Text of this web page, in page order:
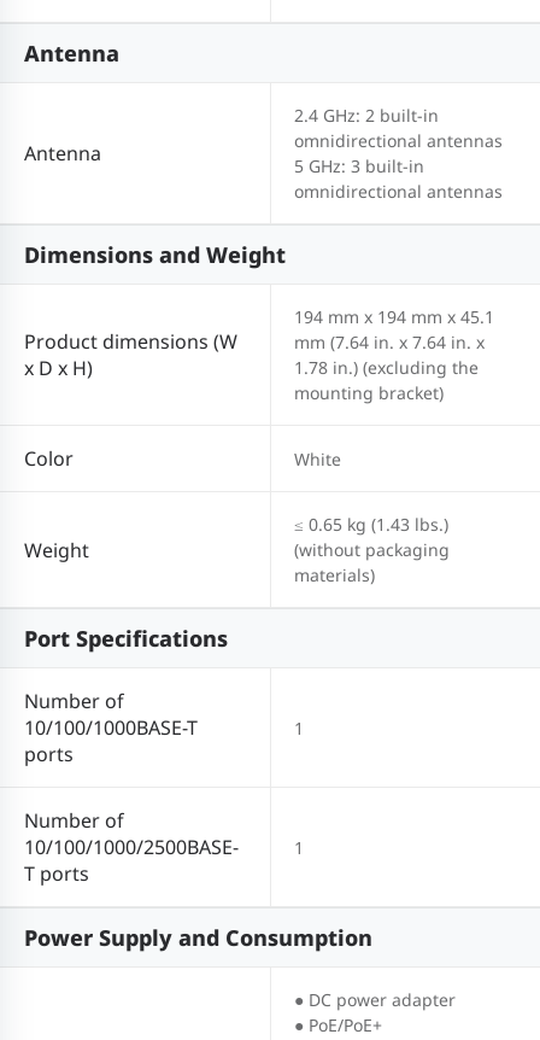
Antenna
Antenna
2.4 GHz: 2 built-in
omnidirectional antennas
5 GHz: 3 built-in
omnidirectional antennas
Dimensions and Weight
Product dimensions (W
x D x H)
194 mm x 194 mm x 45.1
mm (7.64 in. x 7.64 in. x
1.78 in.) (excluding the
mounting bracket)
Color White
Weight
≤ 0.65 kg (1.43 lbs.)
(without packaging
materials)
Port Specifications
Number of
10/100/1000BASE-T
ports
1
Number of
10/100/1000/2500BASE-
T ports
1
Power Supply and Consumption
● DC power adapter
● PoE/PoE+